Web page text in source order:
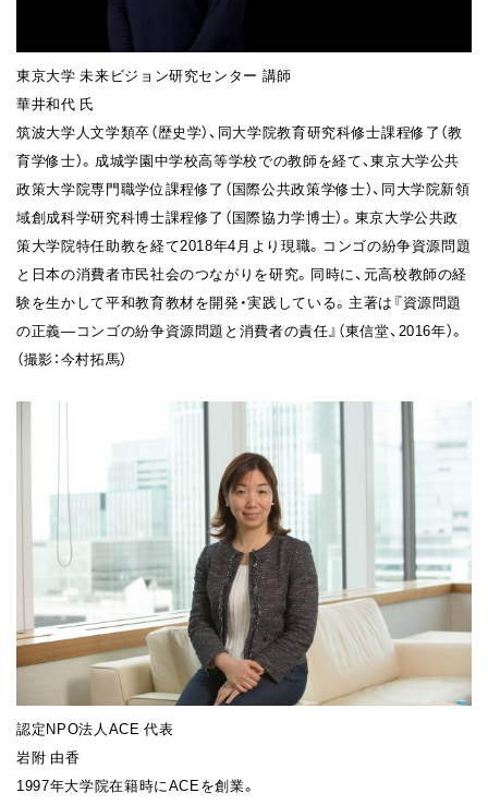
東京大学 未来ビジョン研究センター 講師
華井和代 氏
筑波大学人文学類卒（歴史学）、同大学院教育研究科修士課程修了（教
育学修士）。成城学園中学校高等学校での教師を経て、東京大学公共
政策大学院専門職学位課程修了（国際公共政策学修士）、同大学院新領
域創成科学研究科博士課程修了（国際協力学博士）。東京大学公共政
策大学院特任助教を経て2018年4月より現職。コンゴの紛争資源問題
と日本の消費者市民社会のつながりを研究。同時に、元高校教師の経
験を生かして平和教育教材を開発・実践している。主著は『資源問題
の正義―コンゴの紛争資源問題と消費者の責任』（東信堂、2016年）。
（撮影：今村拓馬）
認定NPO法人ACE 代表
岩附 由香
1997年大学院在籍時にACEを創業。